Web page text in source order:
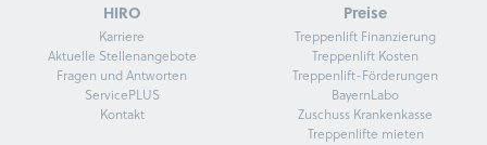
HIRO
Karriere
Aktuelle Stellenangebote
Fragen und Antworten
ServicePLUS
Kontakt
Preise
Treppenlift Finanzierung
Treppenlift Kosten
Treppenlift-Förderungen
BayernLabo
Zuschuss Krankenkasse
Treppenlifte mieten